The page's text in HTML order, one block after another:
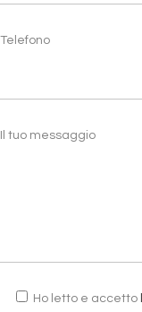
Telefono
Il tuo messaggio
Ho letto e accetto